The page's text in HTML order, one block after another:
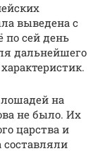
выведена с
по сей день
дальнейшего
на
не было. Их
царства и
составляли